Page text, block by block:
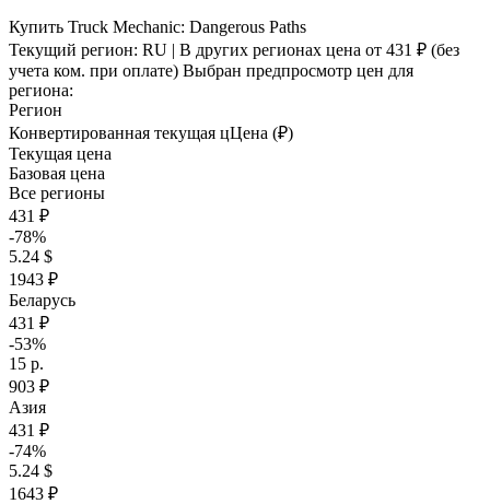
Купить Truck Mechanic: Dangerous Paths
Текущий регион: RU | В других регионах цена от 431 ₽ (без
учета ком. при оплате) Выбран предпросмотр цен для
региона:
Регион
Конвертированная текущая цЦена (₽)
Текущая цена
Базовая цена
Все регионы
431 ₽
-78%
5.24 $
1943 ₽
Беларусь
431 ₽
-53%
15 р.
903 ₽
Азия
431 ₽
-74%
5.24 $
1643 ₽